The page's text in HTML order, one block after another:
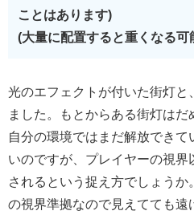
ことはあります)
(大量に配置すると重くなる可
光のエフェクトが付いた街灯
ました。もとからある街灯はだ
自分の環境ではまだ解放でき
いのですが、プレイヤーの視
されるという捉え方でしょうか
の視界準拠なので見えてても